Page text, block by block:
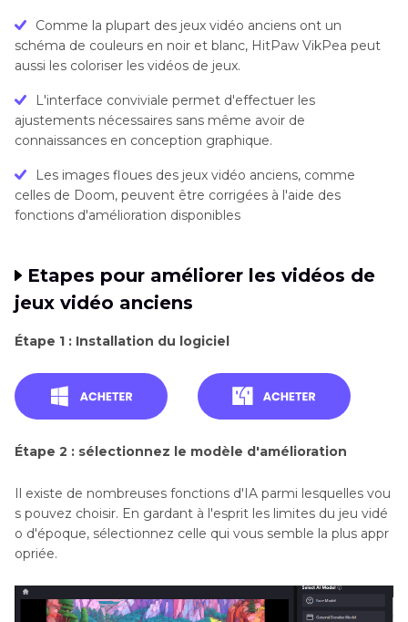
Comme la plupart des jeux vidéo anciens ont un
schéma de couleurs en noir et blanc, HitPaw VikPea peut
aussi les coloriser les vidéos de jeux.
L'interface conviviale permet d'effectuer les
ajustements nécessaires sans même avoir de
connaissances en conception graphique.
Les images floues des jeux vidéo anciens, comme
celles de Doom, peuvent être corrigées à l'aide des
fonctions d'amélioration disponibles
Etapes pour améliorer les vidéos de
jeux vidéo anciens
Étape 1 : Installation du logiciel
Étape 2 : sélectionnez le modèle d'amélioration
Il existe de nombreuses fonctions d'IA parmi lesquelles vou
s pouvez choisir. En gardant à l'esprit les limites du jeu vidé
o d'époque, sélectionnez celle qui vous semble la plus appr
opriée.